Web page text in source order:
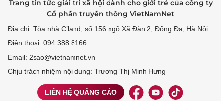
Trang tin tức giải trí xã hội dành cho giới trẻ của công ty
Cổ phần truyền thông VietNamNet
Địa chỉ: Tòa nhà C’land, số 156 ngõ Xã Đàn 2, Đống Đa, Hà Nội
Điện thoại: 094 388 8166
Email: 2sao@vietnamnet.vn
Chịu trách nhiệm nội dung: Trương Thị Minh Hưng
LIÊN HỆ QUẢNG CÁO